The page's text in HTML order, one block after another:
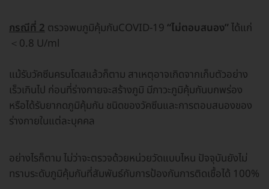
กรณีที่ 2ตรวจพบภูมิคุ้มกันCOVID-19 “ไม่ตอบสนอง”ได้แก่
＜0.8 U/ml
แม้รับวัคซีนครบโดสแล้วก็ตาม สาเหตุอาจเกิดจากเก็บตัวอย่าง
เร็วเกินไป ก่อนที่ร่างกายจะสร้างภูมิ มีภาวะภูมิคุ้มกันบกพร่อง
หรือได้รับยากดภูมิคุ้มกัน ชนิดของวัคซีนและการตอบสนองของ
ร่างกายในแต่ละบุคคล
อย่างไรก็ตาม ไม่ว่าจะตรวจด้วยหน่วยวัดแบบไหน ปัจจุบันยังไม่
ทราบระดับภูมิคุ้มกันที่สัมพันธ์กับการป้องกันการติดเชื้อได้ 100%